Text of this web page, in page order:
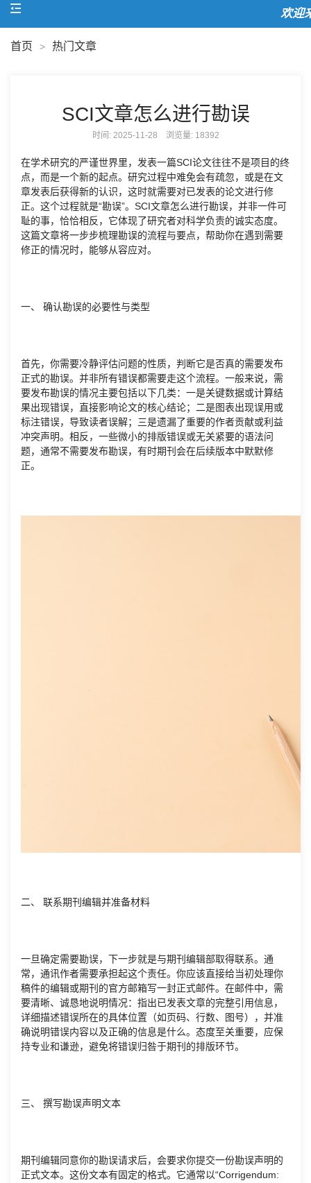
欢迎
首页 > 热门文章
SCI文章怎么进行勘误
时间: 2025-11-28 浏览量: 18392
在学术研究的严谨世界里，发表一篇SCI论文往往不是项目的终
点，而是一个新的起点。研究过程中难免会有疏忽，或是在文
章发表后获得新的认识，这时就需要对已发表的论文进行修
正。这个过程就是“勘误”。SCI文章怎么进行勘误，并非一件可
耻的事，恰恰相反，它体现了研究者对科学负责的诚实态度。
这篇文章将一步步梳理勘误的流程与要点，帮助你在遇到需要
修正的情况时，能够从容应对。
一、 确认勘误的必要性与类型
首先，你需要冷静评估问题的性质，判断它是否真的需要发布
正式的勘误。并非所有错误都需要走这个流程。一般来说，需
要发布勘误的情况主要包括以下几类：一是关键数据或计算结
果出现错误，直接影响论文的核心结论；二是图表出现误用或
标注错误，导致读者误解；三是遗漏了重要的作者贡献或利益
冲突声明。相反，一些微小的排版错误或无关紧要的语法问
题，通常不需要发布勘误，有时期刊会在后续版本中默默修
正。
二、 联系期刊编辑并准备材料
一旦确定需要勘误，下一步就是与期刊编辑部取得联系。通
常，通讯作者需要承担起这个责任。你应该直接给当初处理你
稿件的编辑或期刊的官方邮箱写一封正式邮件。在邮件中，需
要清晰、诚恳地说明情况：指出已发表文章的完整引用信息，
详细描述错误所在的具体位置（如页码、行数、图号），并准
确说明错误内容以及正确的信息是什么。态度至关重要，应保
持专业和谦逊，避免将错误归咎于期刊的排版环节。
三、 撰写勘误声明文本
期刊编辑同意你的勘误请求后，会要求你提交一份勘误声明的
正式文本。这份文本有固定的格式。它通常以“Corrigendum: